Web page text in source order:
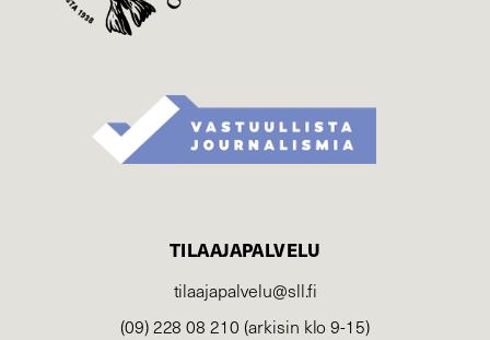
TILAAJAPALVELU
tilaajapalvelu@sll.fi
(09) 228 08 210 (arkisin klo 9-15)